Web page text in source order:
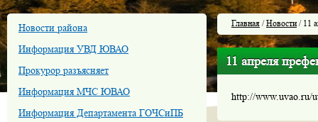
Новости района
Информация УВД ЮВАО
Прокурор разъясняет
Информация МЧС ЮВАО
Информация Департамента ГОЧСиПБ
Главная /Новости/ 11
11 апреля
http://www.uvao.ru/